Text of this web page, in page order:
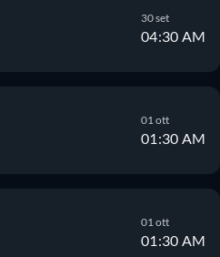
30 set
04:30 AM
01 ott
01:30 AM
01 ott
01:30 AM